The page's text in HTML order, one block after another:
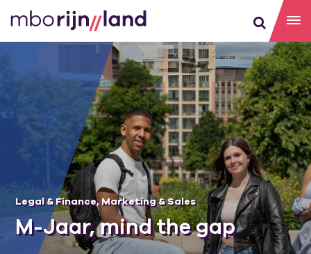
Legal & Finance, Marketing & Sales
M-Jaar, mind the gap